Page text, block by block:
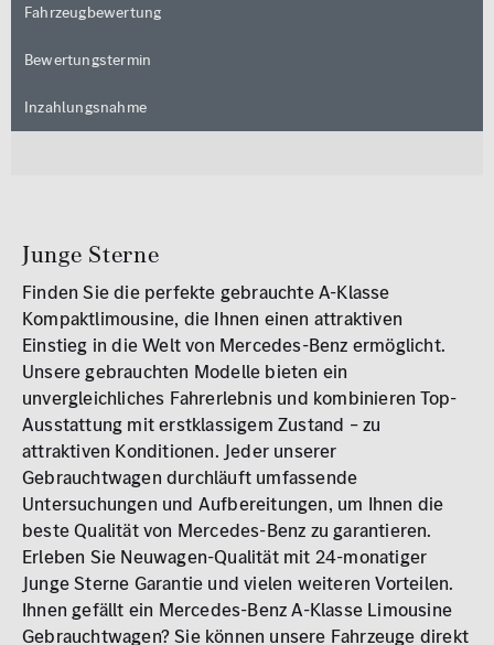
Kleinwagen
Kraftstoff
ALLE
Erstzulassung
2008
Kilometer
0 km
250.000
km
Reichweite (elektrisch)
jung@smart
Qualitätssiegel
Fahrzeugbewertung
Bewertungstermin
Inzahlungsnahme
Junge Sterne
Finden Sie die perfekte gebrauchte A-Klasse
Kompaktlimousine, die Ihnen einen attraktiven
Einstieg in die Welt von Mercedes-Benz ermöglicht.
Unsere gebrauchten Modelle bieten ein
unvergleichliches Fahrerlebnis und kombinieren Top-
Ausstattung mit erstklassigem Zustand – zu
attraktiven Konditionen. Jeder unserer
Gebrauchtwagen durchläuft umfassende
Untersuchungen und Aufbereitungen, um Ihnen die
beste Qualität von Mercedes-Benz zu garantieren.
Erleben Sie Neuwagen-Qualität mit 24-monatiger
Junge Sterne Garantie und vielen weiteren Vorteilen.
Ihnen gefällt ein Mercedes-Benz A-Klasse Limousine
Gebrauchtwagen? Sie können unsere Fahrzeuge direkt